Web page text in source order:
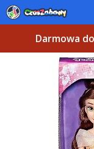
Darmowa